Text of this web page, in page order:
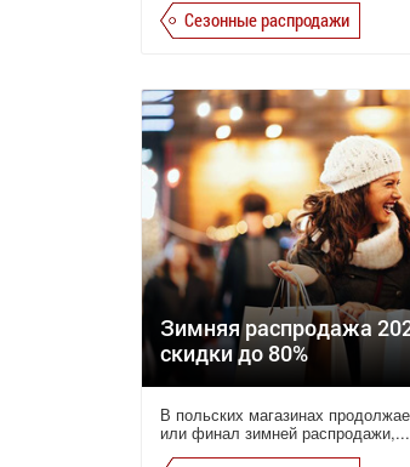
Сезонные распродажи
Зимняя распродажа
скидки до 80%
В польских магазинах
или финал зимней распродажи,...